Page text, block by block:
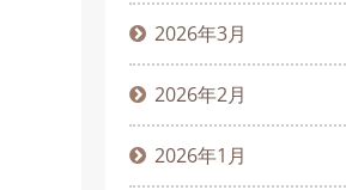
2026年3月
2026年2月
2026年1月